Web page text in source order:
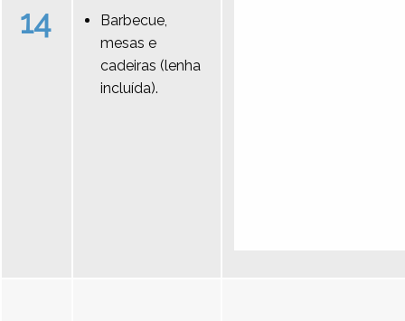
14
Barbecue,
mesas e
cadeiras (lenha
incluída).